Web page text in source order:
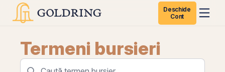
Deschide
Cont
Termeni bursieri